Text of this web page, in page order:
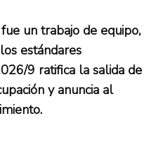
un trabajo de equipo,
estándares
9 ratifica la salida de
y anuncia al